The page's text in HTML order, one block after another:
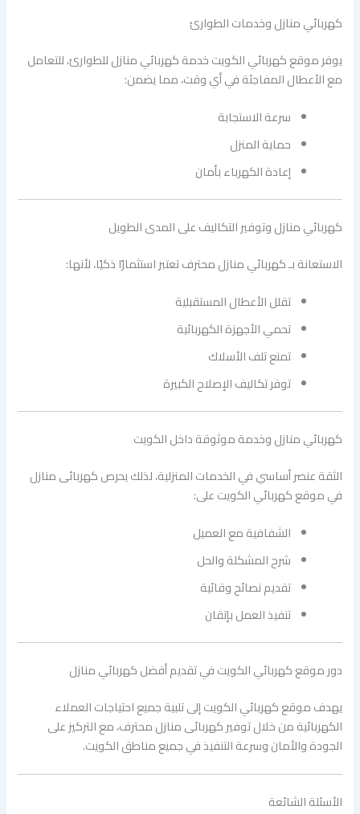
كهربائي منازل وخدمات الطوارئ
يوفر موقع كهربائي الكويت خدمة كهربائي منازل للطوارئ، للتعامل
مع الأعطال المفاجئة في أي وقت، مما يضمن:
سرعة الاستجابة
حماية المنزل
إعادة الكهرباء بأمان
كهربائي منازل وتوفير التكاليف على المدى الطويل
الاستعانة بـ كهربائي منازل محترف تعتبر استثمارًا ذكيًا، لأنها:
تقلل الأعطال المستقبلية
تحمي الأجهزة الكهربائية
تمنع تلف الأسلاك
توفر تكاليف الإصلاح الكبيرة
كهربائي منازل وخدمة موثوقة داخل الكويت
الثقة عنصر أساسي في الخدمات المنزلية، لذلك يحرص كهربائى منازل
في موقع كهربائي الكويت على:
الشفافية مع العميل
شرح المشكلة والحل
تقديم نصائح وقائية
تنفيذ العمل بإتقان
دور موقع كهربائي الكويت في تقديم أفضل كهربائي منازل
يهدف موقع كهربائي الكويت إلى تلبية جميع احتياجات العملاء
الكهربائية من خلال توفير كهربائى منازل محترف، مع التركيز على
الجودة والأمان وسرعة التنفيذ في جميع مناطق الكويت.
الأسئلة الشائعة